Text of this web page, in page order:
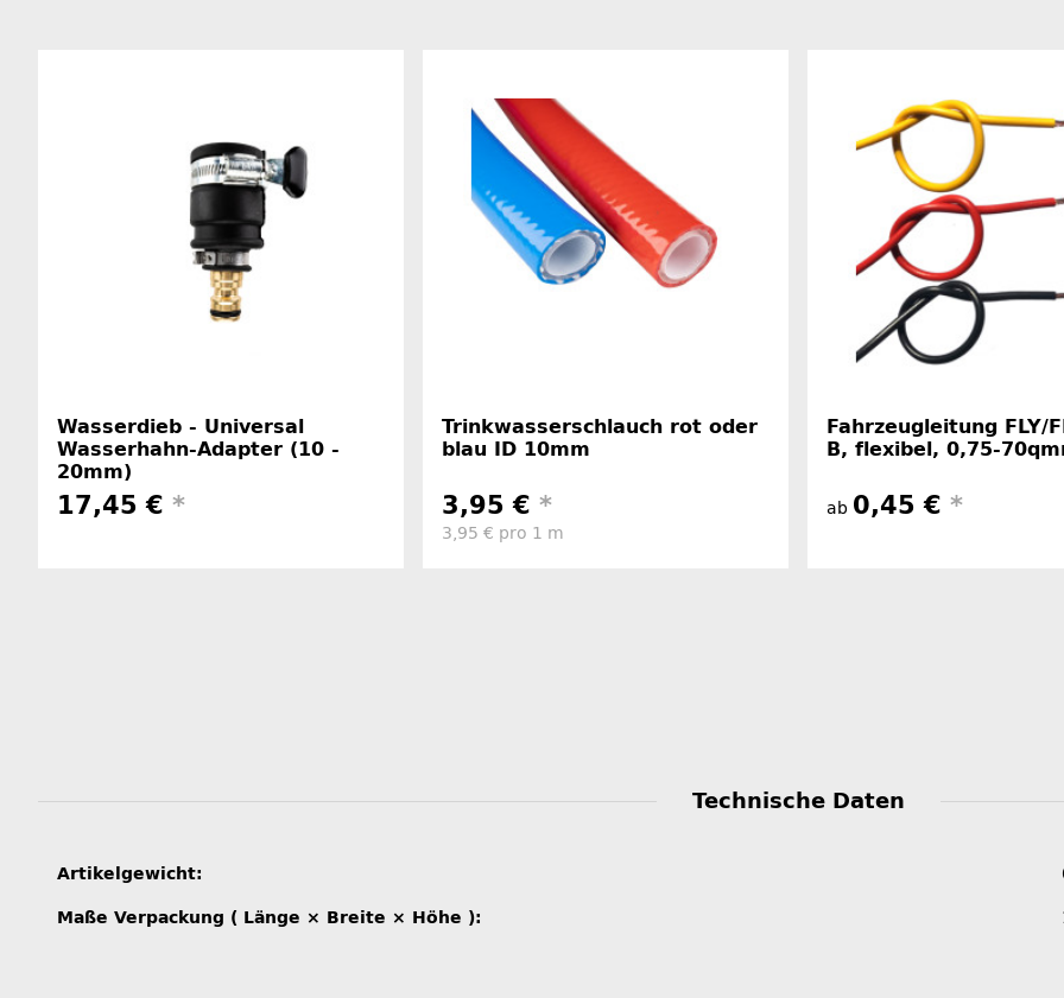
Wasserdieb - Universal
Wasserhahn-Adapter (10 -
20mm)
17,45 € *
Trinkwasserschlauch rot oder
blau ID 10mm
3,95 € *
3,95 € pro 1 m
Fahrzeugleitung FLY/
B, flexibel, 0,75-
ab 0,45 € *
Technische Daten
Produkteigenschaft
Wert
Artikelgewicht:
Maße Verpackung ( Länge × Breite × Höhe ):